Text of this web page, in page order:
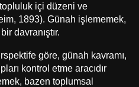
içi düzeni ve
1893). Günah işlememek,
davranıştır.
göre, günah kavramı,
kontrol etme aracıdır
bazen toplumsal